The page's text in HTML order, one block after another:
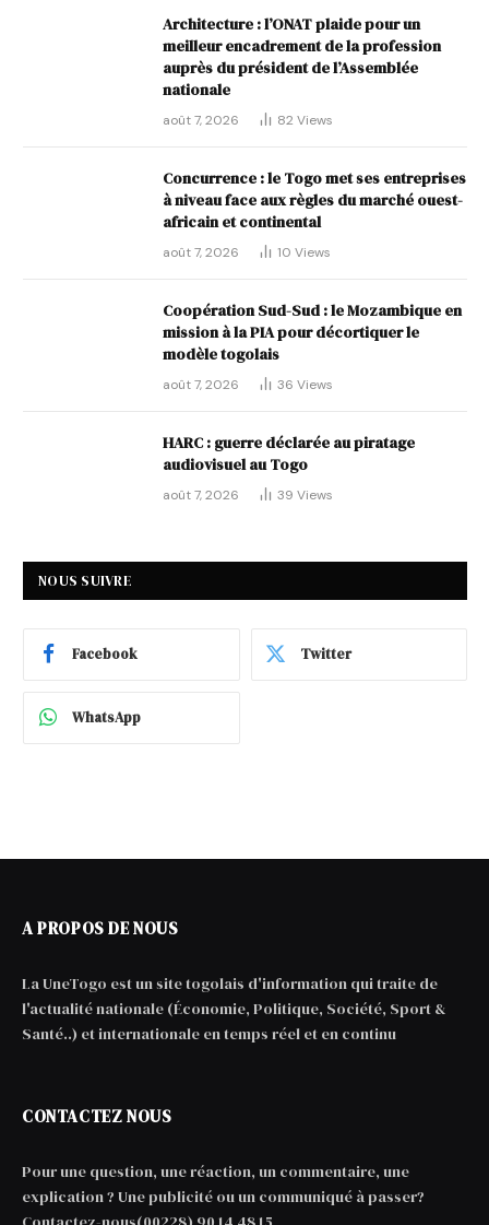
Architecture : l’ONAT plaide pour un
meilleur encadrement de la profession
auprès du président de l’Assemblée
nationale
août 7, 2026 82 Views
Concurrence : le Togo met ses entreprises
à niveau face aux règles du marché ouest-
africain et continental
août 7, 2026 10 Views
Coopération Sud-Sud : le Mozambique en
mission à la PIA pour décortiquer le
modèle togolais
août 7, 2026 36 Views
HARC : guerre déclarée au piratage
audiovisuel au Togo
août 7, 2026 39 Views
NOUS SUIVRE
Facebook Twitter
WhatsApp
A PROPOS DE NOUS
La UneTogo est un site togolais d'information qui traite de
l'actualité nationale (Économie, Politique, Société, Sport &
Santé..) et internationale en temps réel et en continu
CONTACTEZ NOUS
Pour une question, une réaction, un commentaire, une
explication ? Une publicité ou un communiqué à passer?